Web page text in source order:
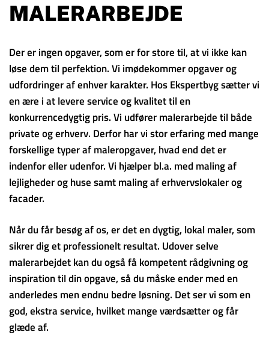
MALERARBEJDE
Der er ingen opgaver, som er for store til, at vi ikke kan
løse dem til perfektion. Vi imødekommer opgaver og
udfordringer af enhver karakter. Hos Ekspertbyg sætter vi
en ære i at levere service og kvalitet til en
konkurrencedygtig pris. Vi udfører malerarbejde til både
private og erhverv. Derfor har vi stor erfaring med mange
forskellige typer af maleropgaver, hvad end det er
indenfor eller udenfor. Vi hjælper bl.a. med maling af
lejligheder og huse samt maling af erhvervslokaler og
facader.
Når du får besøg af os, er det en dygtig, lokal maler, som
sikrer dig et professionelt resultat. Udover selve
malerarbejdet kan du også få kompetent rådgivning og
inspiration til din opgave, så du måske ender med en
anderledes men endnu bedre løsning. Det ser vi som en
god, ekstra service, hvilket mange værdsætter og får
glæde af.